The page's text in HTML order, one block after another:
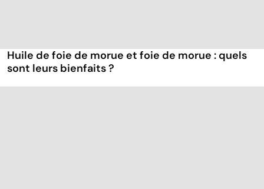
Huile de foie de morue et foie de morue : quels
sont leurs bienfaits ?